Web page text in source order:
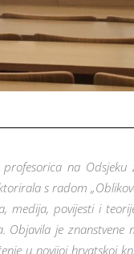
na
s radom
povijesti i
je
u novijoj hrvatskoj